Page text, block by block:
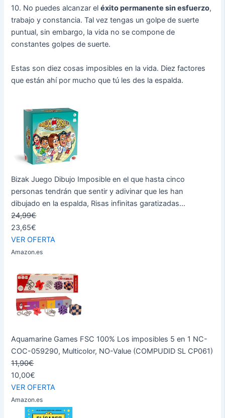
10. No puedes alcanzar eléxito permanente sin esfuerzo,
trabajo y constancia. Tal vez tengas un golpe de suerte
puntual, sin embargo, la vida no se compone de
constantes golpes de suerte.
Estas son diez cosas imposibles en la vida. Diez factores
que están ahí por mucho que tú les des la espalda.
Bizak Juego Dibujo Imposible en el que hasta cinco
personas tendrán que sentir y adivinar que les han
dibujado en la espalda, Risas infinitas garatizadas...
24,99€
23,65€
VER OFERTA
Amazon.es
Aquamarine Games FSC 100% Los imposibles 5 en 1 NC-
COC-059290, Multicolor, NO-Value (COMPUDID SL CP061)
11,90€
10,00€
VER OFERTA
Amazon.es